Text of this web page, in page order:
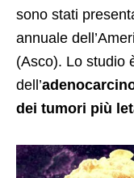
sono stati
annuale
(Asco). Lo studio
dell’
dei tumori più